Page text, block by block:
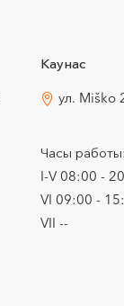
Каунас
ул. Miško
Часы работы:
I-V 08:00 -
VI 09:00 -
VII --